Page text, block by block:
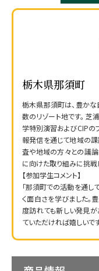
栃木県那須町
栃木県那須町は、豊か
数のリゾート地です。 芝
学特別演習およびCIPの
報発信を通じて地域の
査や地域の方々との議
に向けた取り組みに挑戦
【参加学生コメント】
「那須町での活動を通し
く面白さを学びました。
度訪れても新しい発見が
ていただければ嬉しいです